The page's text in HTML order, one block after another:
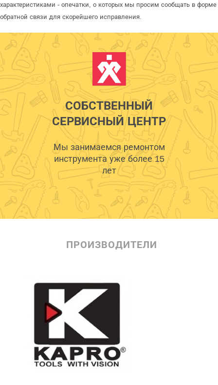
характеристиками - опечатки, о которых мы просим сообщать в форме
обратной связи для скорейшего исправления.
СОБСТВЕННЫЙ
СЕРВИСНЫЙ ЦЕНТР
Мы занимаемся ремонтом
инструмента уже более 15
лет
ПРОИЗВОДИТЕЛИ